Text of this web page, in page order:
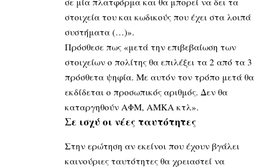
στοιχεία του και κωδικούς που έχει στα λοιπά
συστήματα (…)».
Πρόσθεσε πως «μετά την επιβεβαίωση των
στοιχείων ο πολίτης θα επιλέξει τα 2 από τα 3
πρόσθετα ψηφία. Με αυτόν τον τρόπο μετά θα
εκδίδεται ο προσωπικός αριθμός. Δεν θα
καταργηθούν ΑΦΜ, ΑΜΚΑ κτλ».
Σε ισχύ οι νέες ταυτότητες
Στην ερώτηση αν εκείνοι που έχουν βγάλει
καινούριες ταυτότητες θα χρειαστεί να